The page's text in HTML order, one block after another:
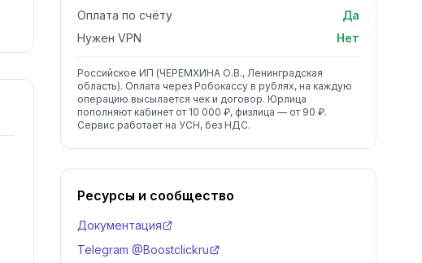
Оплата по счёту
Да
Нужен VPN
Нет
Российское ИП (ЧЕРЕМХИНА О.В., Ленинградская
область). Оплата через Робокассу в рублях, на каждую
операцию высылается чек и договор. Юрлица
пополняют кабинет от 10 000 ₽, физлица — от 90 ₽.
Сервис работает на УСН, без НДС.
Ресурсы и сообщество
Документация
Telegram @Boostclickru